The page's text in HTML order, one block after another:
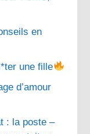
en
une fille
d’amour
: la poste –